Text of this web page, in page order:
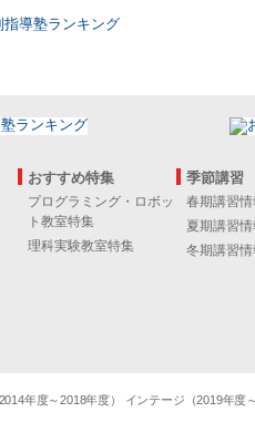
おすすめ特集
プログラミング・ロボッ
ト教室特集
理科実験教室特集
季節講習
春期講習情
夏期講習情
冬期講習情
年度～2018年度） インテージ（2019年度